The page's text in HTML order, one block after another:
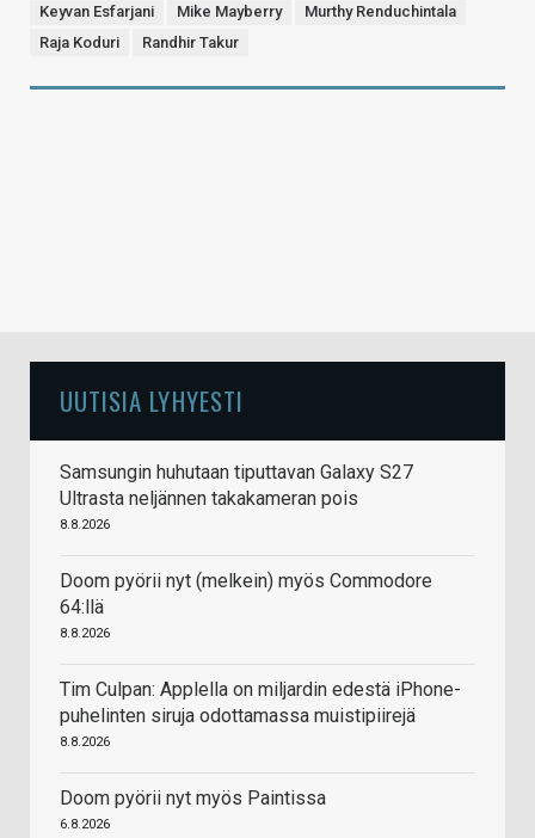
Keyvan Esfarjani
Mike Mayberry
Murthy Renduchintala
Raja Koduri
Randhir Takur
UUTISIA LYHYESTI
Samsungin huhutaan tiputtavan Galaxy S27
Ultrasta neljännen takakameran pois
8.8.2026
Doom pyörii nyt (melkein) myös Commodore
64:llä
8.8.2026
Tim Culpan: Applella on miljardin edestä iPhone-
puhelinten siruja odottamassa muistipiirejä
8.8.2026
Doom pyörii nyt myös Paintissa
6.8.2026